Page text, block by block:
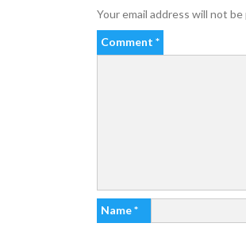
Your email address will not be
Comment *
Name*